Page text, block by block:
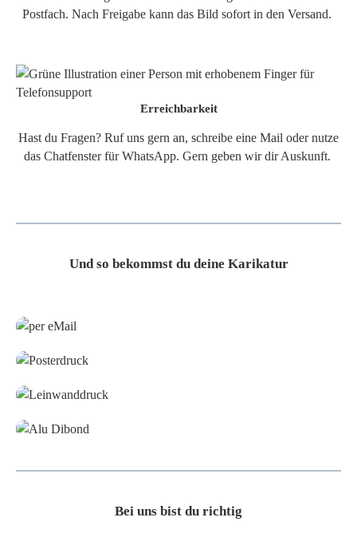
Postfach. Nach Freigabe kann das Bild sofort in den Versand.
Erreichbarkeit
Hast du Fragen? Ruf uns gern an, schreibe eine Mail oder nutze
das Chatfenster für WhatsApp. Gern geben wir dir Auskunft.
Und so bekommst du deine Karikatur
Bei uns bist du richtig